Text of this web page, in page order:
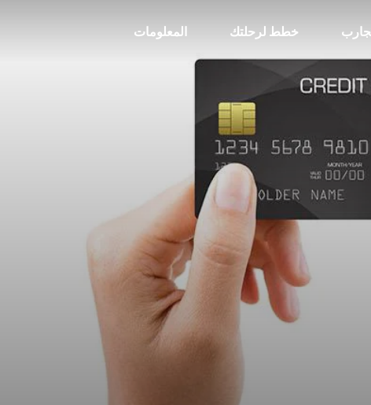
خطط لرحلتك المعلومات